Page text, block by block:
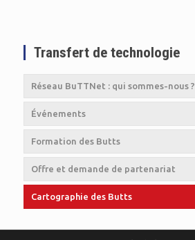
Transfert de technologie
Réseau BuTTNet : qui sommes-nous ?
Événements
Formation des Butts
Offre et demande de partenariat
Cartographie des Butts